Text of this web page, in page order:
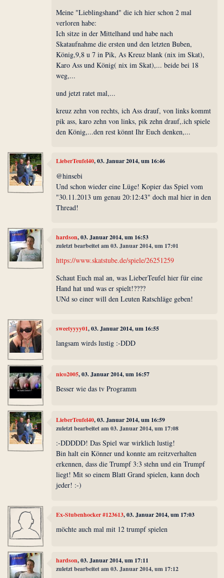
Meine "Lieblingshand" die ich hier schon 2 mal
verloren habe:
Ich sitze in der Mittelhand und habe nach
Skataufnahme die ersten und den letzten Buben,
König,9,8 u 7 in Pik, As Kreuz blank (nix im Skat),
Karo Ass und König( nix im Skat),... beide bei 18
weg,...
und jetzt ratet mal,...
kreuz zehn von rechts, ich Ass drauf, von links kommt
pik ass, karo zehn von links, pik zehn drauf,.ich spiele
den König,...den rest könnt Ihr Euch denken,...
LieberTeufel40, 03. Januar 2014, um 16:46
@hinsebi
Und schon wieder eine Lüge! Kopier das Spiel vom
"30.11.2013 um genau 20:12:43" doch mal hier in den
Thread!
hardson, 03. Januar 2014, um 16:53
zuletzt bearbeitet am 03. Januar 2014, um 17:01
https://www.skatstube.de/spiele/26251259
Schaut Euch mal an, was LieberTeufel hier für eine
Hand hat und was er spielt!????
UNd so einer will den Leuten Ratschläge geben!
sweetyyyy01, 03. Januar 2014, um 16:55
langsam wirds lustig :-DDD
nico2005, 03. Januar 2014, um 16:57
Besser wie das tv Programm
LieberTeufel40, 03. Januar 2014, um 16:59
zuletzt bearbeitet am 03. Januar 2014, um 17:08
:-DDDDD! Das Spiel war wirklich lustig!
Bin halt ein Könner und konnte am reitzverhalten
erkennen, dass die Trumpf 3:3 stehn und ein Trumpf
liegt! Mit so einem Blatt Grand spielen, kann doch
jeder! :-)
Ex-Stubenhocker #123613, 03. Januar 2014, um 17:03
möchte auch mal mit 12 trumpf spielen
hardson, 03. Januar 2014, um 17:11
zuletzt bearbeitet am 03. Januar 2014, um 17:12